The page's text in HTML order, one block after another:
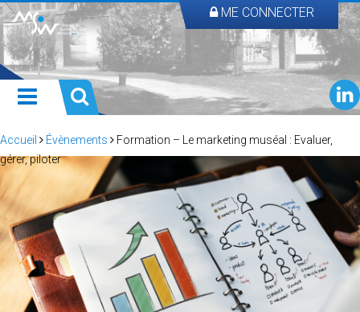
ME CONNECTER
Accueil Évènements
Formation – Le marketing muséal : Evaluer,
gérer, piloter